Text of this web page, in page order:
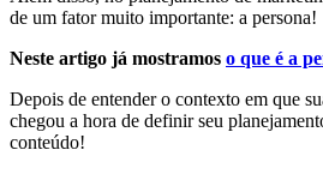
de um fator muito importante: a persona!
Neste artigo já mostramos o que é a
Depois de entender o contexto em que
chegou a hora de definir seu
conteúdo!